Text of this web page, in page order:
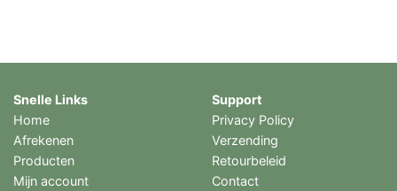
Snelle Links
Home
Afrekenen
Producten
Mijn account
Support
Privacy Policy
Verzending
Retourbeleid
Contact